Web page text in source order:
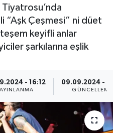
Tiyatrosu’nda
“Aşk Çeşmesi” ni düet
keyifli anlar
şarkılarına eşlik
- 16:12 09.09.2024 -
GÜNCELLEME